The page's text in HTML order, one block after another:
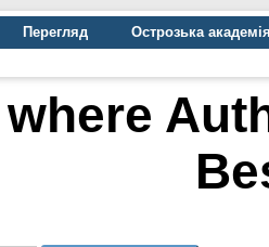
Перегляд
Острозька